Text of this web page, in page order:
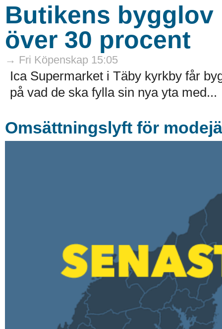
Butikens
över 30 procent
→ Fri Köpenskap 15:05
Ica Supermarket i Täby kyrkby får
på vad de ska fylla sin nya yta med...
Omsättningslyft för